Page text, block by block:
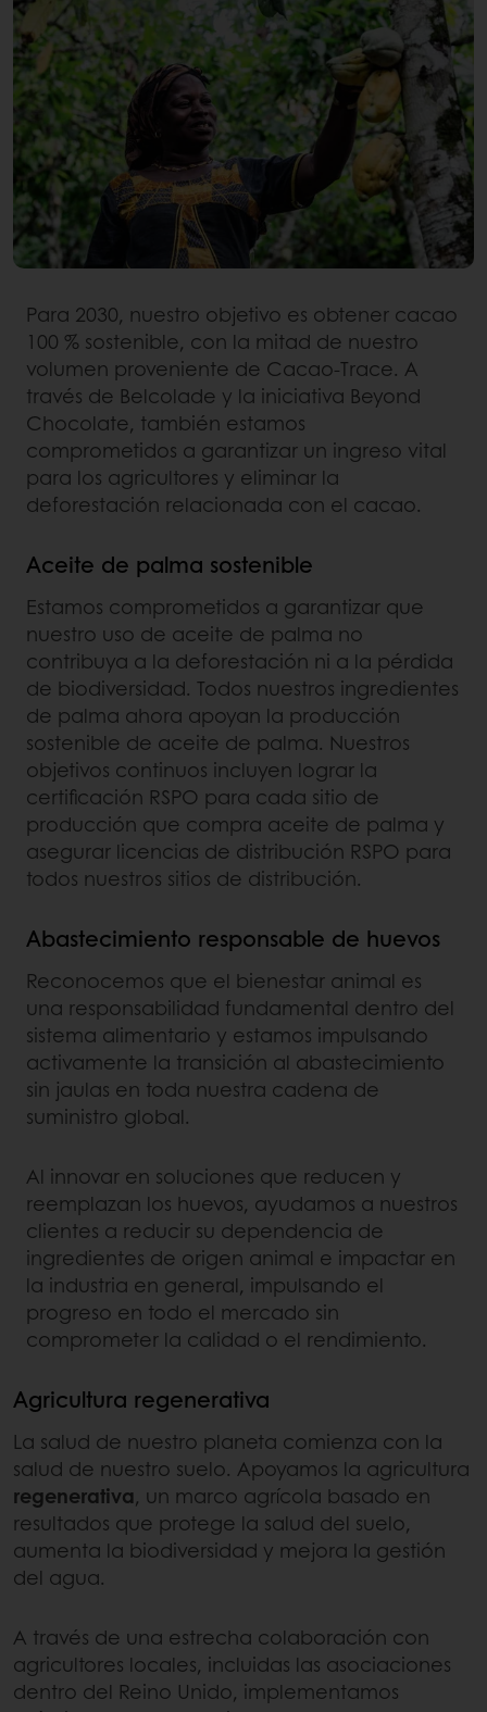
Para 2030, nuestro objetivo es obtener cacao
100 % sostenible, con la mitad de nuestro
volumen proveniente de Cacao-Trace. A
través de Belcolade y la iniciativa Beyond
Chocolate, también estamos
comprometidos a garantizar un ingreso vital
para los agricultores y eliminar la
deforestación relacionada con el cacao.
Aceite de palma sostenible
Estamos comprometidos a garantizar que
nuestro uso de aceite de palma no
contribuya a la deforestación ni a la pérdida
de biodiversidad. Todos nuestros ingredientes
de palma ahora apoyan la producción
sostenible de aceite de palma. Nuestros
objetivos continuos incluyen lograr la
certificación RSPO para cada sitio de
producción que compra aceite de palma y
asegurar licencias de distribución RSPO para
todos nuestros sitios de distribución.
Abastecimiento responsable de huevos
Reconocemos que el bienestar animal es
una responsabilidad fundamental dentro del
sistema alimentario y estamos impulsando
activamente la transición al abastecimiento
sin jaulas en toda nuestra cadena de
suministro global.
Al innovar en soluciones que reducen y
reemplazan los huevos, ayudamos a nuestros
clientes a reducir su dependencia de
ingredientes de origen animal e impactar en
la industria en general, impulsando el
progreso en todo el mercado sin
comprometer la calidad o el rendimiento.
Agricultura regenerativa
La salud de nuestro planeta comienza con la
salud de nuestro suelo. Apoyamos la agricultura
regenerativa, un marco agrícola basado en
resultados que protege la salud del suelo,
aumenta la biodiversidad y mejora la gestión
del agua.
A través de una estrecha colaboración con
agricultores locales, incluidas las asociaciones
dentro del Reino Unido, implementamos